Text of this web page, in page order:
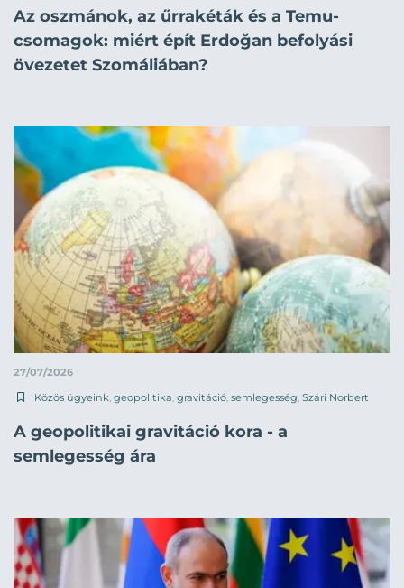
Az oszmánok, az űrrakéták és a Temu-
csomagok: miért épít Erdoğan befolyási
övezetet Szomáliában?
27/07/2026
Közös ügyeink geopolitika gravitáció semlegesség Szári Norbert
A geopolitikai gravitáció kora - a
semlegesség ára